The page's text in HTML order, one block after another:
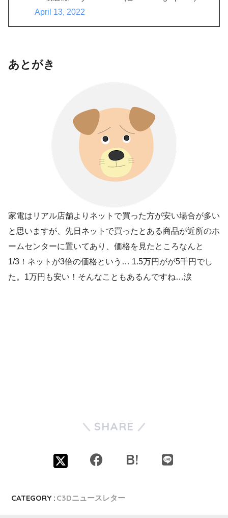
April 13, 2022
あとがき
家電はリアル店舗よりネットで買った方が安い場合が多い
と思いますが、先日ネットで買ったとある商品が近所のホ
ームセンターに置いてあり、価格を見たところなんと
1/3！ネットが3倍の価格という… 1.5万円がが5千円でし
た。1万円も安い！そんなこともあるんですね…涙
SHARE
CATEGORY : C3Dニュースレター